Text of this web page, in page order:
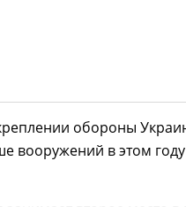
обороны
вооружений в этом